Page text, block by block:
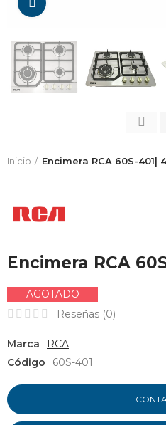
Inicio Encimera RCA 60S-401|
Encimera RCA
AGOTADO
Reseñas (0)
Marca
RCA
Código
60S-401